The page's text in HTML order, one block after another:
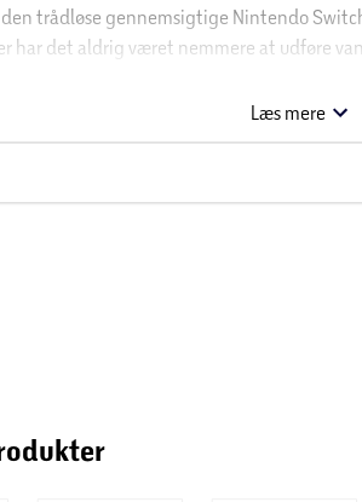
trådløse gennemsigtige Nintendo
har det aldrig været nemmere at udføre
ledninger holde dig tilbage. Få fingrene
en legende!
Læs mere